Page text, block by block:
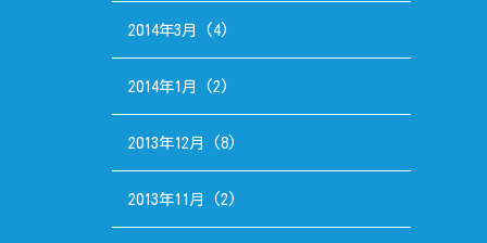
2014年3月 (4)
2014年1月 (2)
2013年12月 (8)
2013年11月 (2)